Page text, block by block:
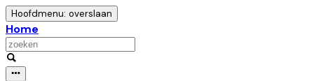
Hoofdmenu: overslaan
Home